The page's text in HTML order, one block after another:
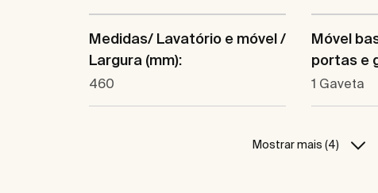
Medidas/ Lavatório e móvel /
Largura (mm):
460
Móvel
portas e
1 Gaveta
Mostrar mais (4)